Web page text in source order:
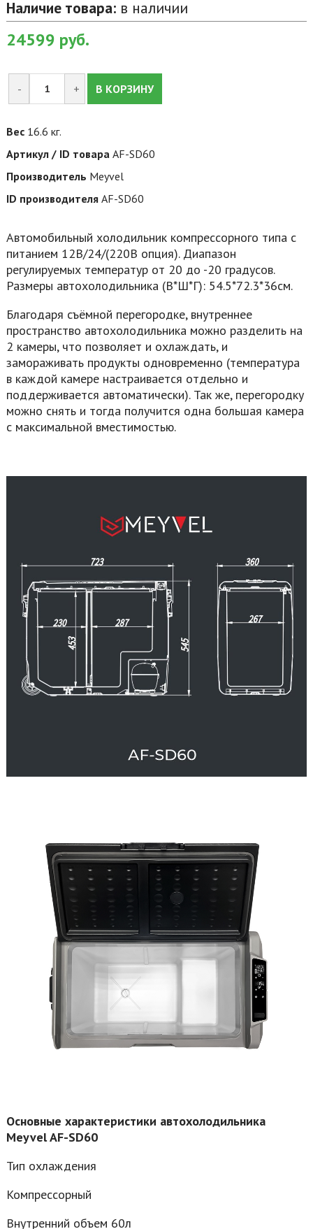
Наличие товара:в наличии
24599 руб.
- + В КОРЗИНУ
Вес 16.6 кг.
Артикул / ID товара AF-SD60
Производитель Meyvel
ID производителя AF-SD60
Автомобильный холодильник компрессорного типа с
питанием 12В/24/(220В опция). Диапазон
регулируемых температур от 20 до -20 градусов.
Размеры автохолодильника (В*Ш*Г): 54.5*72.3*36см.
Благодаря съёмной перегородке, внутреннее
пространство автохолодильника можно разделить на
2 камеры, что позволяет и охлаждать, и
замораживать продукты одновременно (температура
в каждой камере настраивается отдельно и
поддерживается автоматически). Так же, перегородку
можно снять и тогда получится одна большая камера
с максимальной вместимостью.
Основные характеристики автохолодильника
Meyvel AF-SD60
Тип охлаждения
Компрессорный
Внутренний объем 60л